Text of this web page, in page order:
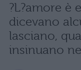
?L?amore è
dicevano
lasciano,
insinuano